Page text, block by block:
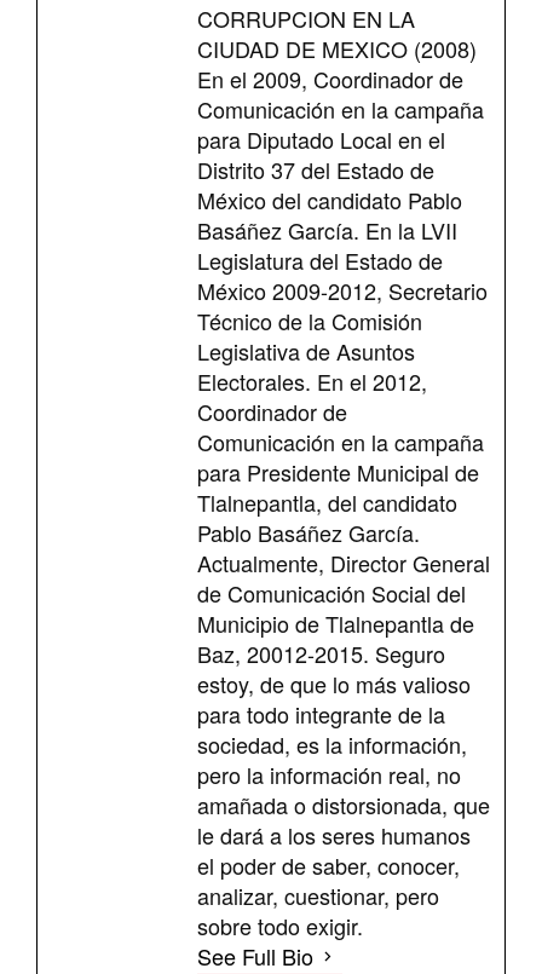
CORRUPCION EN LA
CIUDAD DE MEXICO (2008)
En el 2009, Coordinador de
Comunicación en la campaña
para Diputado Local en el
Distrito 37 del Estado de
México del candidato Pablo
Basáñez García. En la LVII
Legislatura del Estado de
México 2009-2012, Secretario
Técnico de la Comisión
Legislativa de Asuntos
Electorales. En el 2012,
Coordinador de
Comunicación en la campaña
para Presidente Municipal de
Tlalnepantla, del candidato
Pablo Basáñez García.
Actualmente, Director General
de Comunicación Social del
Municipio de Tlalnepantla de
Baz, 20012-2015. Seguro
estoy, de que lo más valioso
para todo integrante de la
sociedad, es la información,
pero la información real, no
amañada o distorsionada, que
le dará a los seres humanos
el poder de saber, conocer,
analizar, cuestionar, pero
sobre todo exigir.
See Full Bio